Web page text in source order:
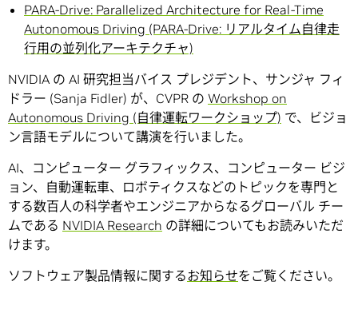
PARA-Drive: Parallelized Architecture for Real-Time
Autonomous Driving (PARA-Drive: リアルタイム自律走
行用の並列化アーキテクチャ)
NVIDIA の AI 研究担当バイス プレジデント、サンジャ フィ
ドラー (Sanja Fidler) が、CVPR の Workshop on
Autonomous Driving (自律運転ワークショップ) で、ビジョ
ン言語モデルについて講演を行いました。
AI、コンピューター グラフィックス、コンピューター ビジ
ョン、自動運転車、ロボティクスなどのトピックを専門と
する数百人の科学者やエンジニアからなるグローバル チー
ムである NVIDIA Research の詳細についてもお読みいただ
けます。
ソフトウェア製品情報に関するお知らせをご覧ください。